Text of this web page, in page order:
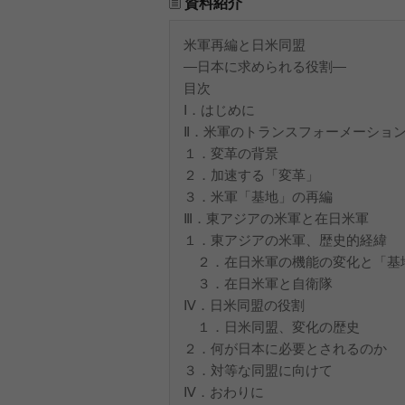
資料紹介
米軍再編と日米同盟
―日本に求められる役割―
目次
Ⅰ．はじめに
Ⅱ．米軍のトランスフォーメーション
１．変革の背景
２．加速する「変革」
３．米軍「基地」の再編
Ⅲ．東アジアの米軍と在日米軍
１．東アジアの米軍、歴史的経緯
２．在日米軍の機能の変化と「基
３．在日米軍と自衛隊
Ⅳ．日米同盟の役割
１．日米同盟、変化の歴史
２．何が日本に必要とされるのか
３．対等な同盟に向けて
Ⅳ．おわりに